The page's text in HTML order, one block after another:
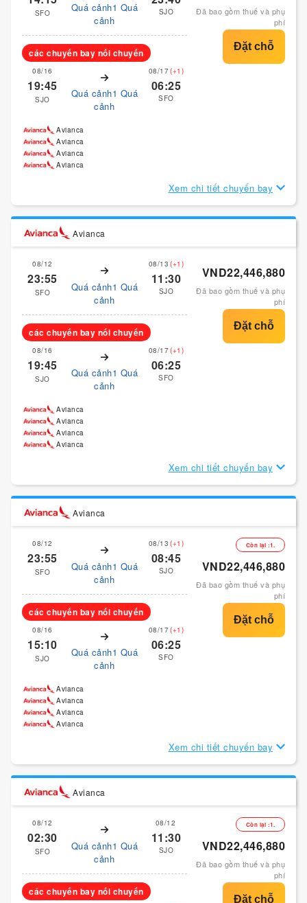
SFO
Quá cảnh1 Quá
cảnh
SJO
các chuyến bay nối chuyến
08/16
19:45
SJO
Quá cảnh1 Quá
cảnh
08/17(+1)
06:25
SFO
Đã bao gồm thuế và phụ
phí
Avianca
Avianca
Avianca
Avianca
Xem chi tiết chuyến bay
Avianca
08/12
23:55
SFO
Quá cảnh1 Quá
cảnh
08/13 (+1)
11:30
SJO
các chuyến bay nối chuyến
08/16
19:45
SJO
Quá cảnh1 Quá
cảnh
08/17(+1)
06:25
SFO
VND22,446,880
Đã bao gồm thuế và phụ
phí
Avianca
Avianca
Avianca
Avianca
Xem chi tiết chuyến bay
Avianca
08/12
23:55
SFO
Quá cảnh1 Quá
cảnh
08/13 (+1)
08:45
SJO
các chuyến bay nối chuyến
08/16
15:10
SJO
Quá cảnh1 Quá
cảnh
08/17(+1)
06:25
SFO
Còn lại :1.
VND22,446,880
Đã bao gồm thuế và phụ
phí
Avianca
Avianca
Avianca
Avianca
Xem chi tiết chuyến bay
Avianca
08/12
02:30
SFO
Quá cảnh1 Quá
cảnh
08/12
11:30
SJO
các chuyến bay nối chuyến
Còn lại :1.
VND22,446,880
Đã bao gồm thuế và phụ
phí